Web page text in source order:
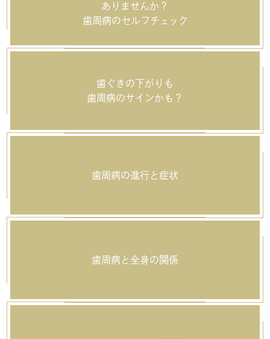
ありませんか？
歯周病のセルフチェック
歯ぐきの下がりも
歯周病のサインかも？
歯周病の進行と症状
歯周病と全身の関係